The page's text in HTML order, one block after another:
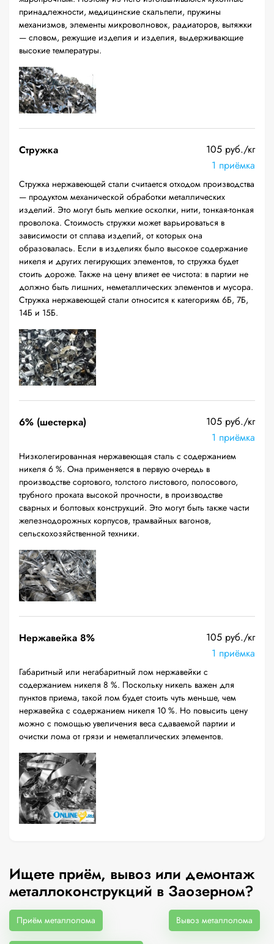
принадлежности, медицинские скальпели, пружины
механизмов, элементы микроволновок, радиаторов, вытяжки
— словом, режущие изделия и изделия, выдерживающие
высокие температуры.
Стружка
105 руб./кг
1 приёмка
Стружка нержавеющей стали считается отходом производства
— продуктом механической обработки металлических
изделий. Это могут быть мелкие осколки, нити, тонкая-тонкая
проволока. Стоимость стружки может варьироваться в
зависимости от сплава изделий, от которых она
образовалась. Если в изделиях было высокое содержание
никеля и других легирующих элементов, то стружка будет
стоить дороже. Также на цену влияет ее чистота: в партии не
должно быть лишних, неметаллических элементов и мусора.
Стружка нержавеющей стали относится к категориям 6Б, 7Б,
14Б и 15Б.
6% (шестерка)
105 руб./кг
1 приёмка
Низколегированная нержавеющая сталь с содержанием
никеля 6 %. Она применяется в первую очередь в
производстве сортового, толстого листового, полосового,
трубного проката высокой прочности, в производстве
сварных и болтовых конструкций. Это могут быть также части
железнодорожных корпусов, трамвайных вагонов,
сельскохозяйственной техники.
Нержавейка 8%
105 руб./кг
1 приёмка
Габаритный или негабаритный лом нержавейки с
содержанием никеля 8 %. Поскольку никель важен для
пунктов приема, такой лом будет стоить чуть меньше, чем
нержавейка с содержанием никеля 10 %. Но повысить цену
можно с помощью увеличения веса сдаваемой партии и
очистки лома от грязи и неметаллических элементов.
Ищете приём, вывоз или демонтаж
металлоконструкций в Заозерном?
Приём металлолома Вывоз металлолома